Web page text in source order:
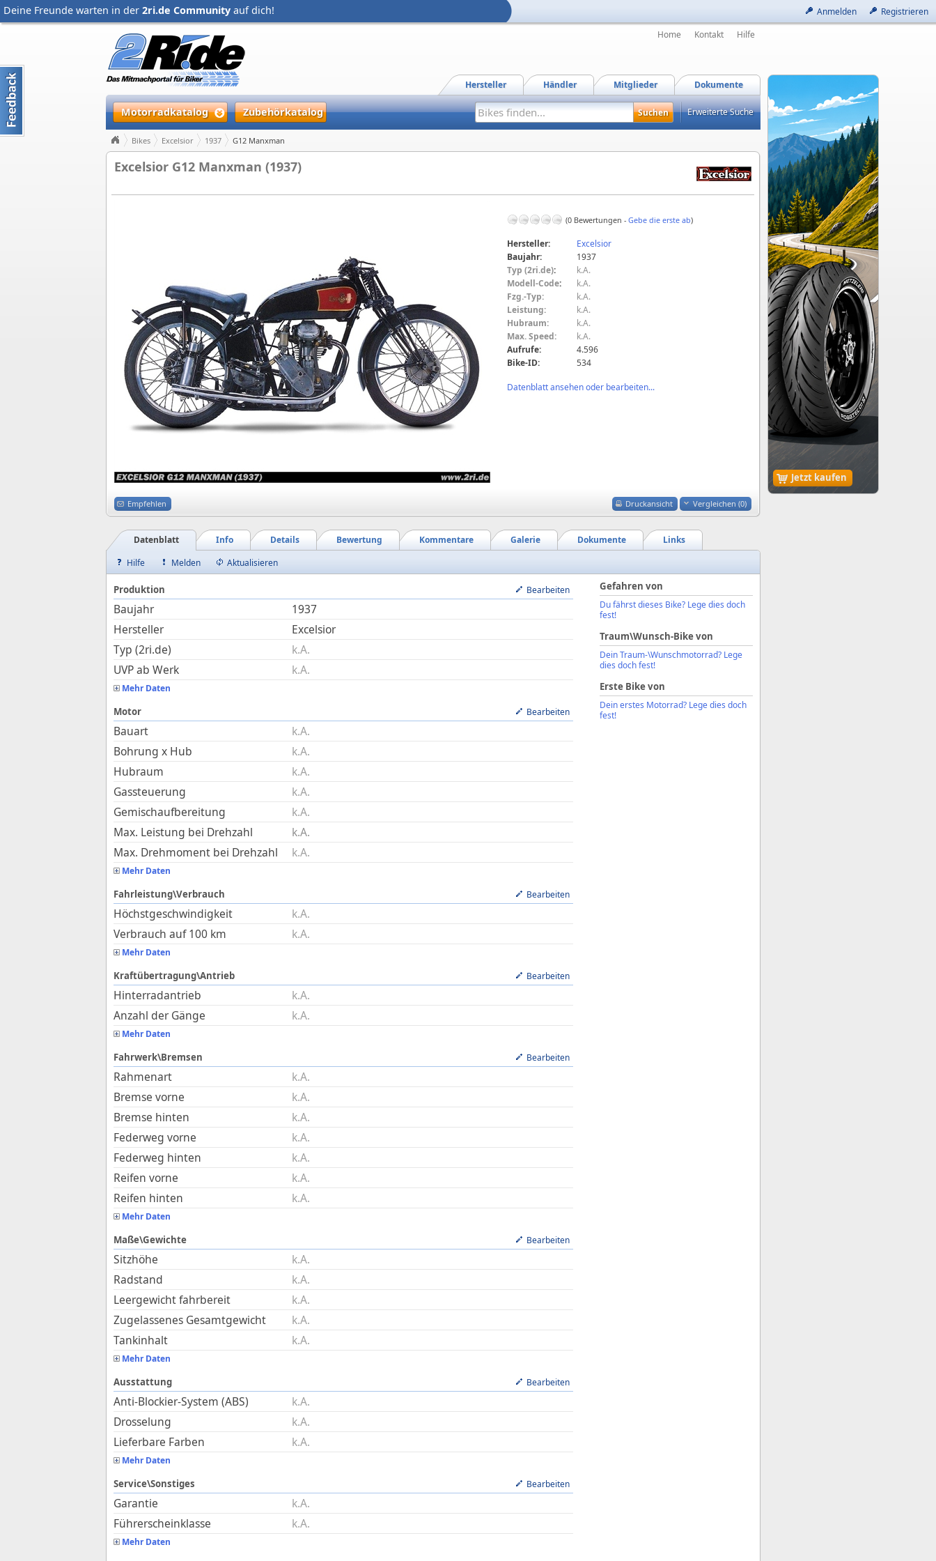
Anmelden Registrieren
Deine Freunde warten in der 2ri.de Community auf dich!
Jetzt kaufen
Home Kontakt Hilfe
Dokumente
Mitglieder
Händler
Hersteller
Motorradkatalog Zubehörkatalog Erweiterte Suche
Bikes Excelsior 1937 G12 Manxman
Excelsior G12 Manxman (1937)
(0 Bewertungen - Gebe die erste ab)
Hersteller:
Excelsior
Baujahr:
1937
Typ (2ri.de):
k.A.
Modell-Code:
k.A.
Fzg.-Typ:
k.A.
Leistung:
k.A.
Hubraum:
k.A.
Max. Speed:
k.A.
Aufrufe:
4.596
Bike-ID:
534
Datenblatt ansehen oder bearbeiten...
Druckansicht Vergleichen (0)
Empfehlen
Links
Dokumente
Galerie
Kommentare
Bewertung
Details
Info
Datenblatt
Hilfe
Melden Aktualisieren
Produktion Bearbeiten
Baujahr
1937
Hersteller
Excelsior
Typ (2ri.de)
k.A.
UVP ab Werk
k.A.
Mehr Daten
Motor Bearbeiten
Bauart
k.A.
Bohrung x Hub
k.A.
Hubraum
k.A.
Gassteuerung
k.A.
Gemischaufbereitung
k.A.
Max. Leistung bei Drehzahl
k.A.
Max. Drehmoment bei Drehzahl
k.A.
Mehr Daten
Fahrleistung\Verbrauch Bearbeiten
Höchstgeschwindigkeit
k.A.
Verbrauch auf 100 km
k.A.
Mehr Daten
Kraftübertragung\Antrieb Bearbeiten
Hinterradantrieb
k.A.
Anzahl der Gänge
k.A.
Mehr Daten
Fahrwerk\Bremsen Bearbeiten
Rahmenart
k.A.
Bremse vorne
k.A.
Bremse hinten
k.A.
Federweg vorne
k.A.
Federweg hinten
k.A.
Reifen vorne
k.A.
Reifen hinten
k.A.
Mehr Daten
Maße\Gewichte Bearbeiten
Sitzhöhe
k.A.
Radstand
k.A.
Leergewicht fahrbereit
k.A.
Zugelassenes Gesamtgewicht
k.A.
Tankinhalt
k.A.
Mehr Daten
Ausstattung Bearbeiten
Anti-Blockier-System (ABS)
k.A.
Drosselung
k.A.
Lieferbare Farben
k.A.
Mehr Daten
Service\Sonstiges Bearbeiten
Garantie
k.A.
Führerscheinklasse
k.A.
Mehr Daten
Gefahren von
Du fährst dieses Bike? Lege dies doch
fest!
Traum\Wunsch-Bike von
Dein Traum-\Wunschmotorrad? Lege
dies doch fest!
Erste Bike von
Dein erstes Motorrad? Lege dies doch
fest!